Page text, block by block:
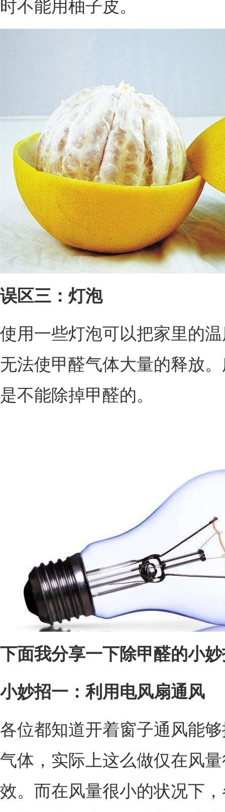
时不能用柚子皮。
误区三：灯泡
使用一些灯泡可以把家里的
无法使甲醛气体大量的释放
是不能除掉甲醛的。
下面我分享一下除甲醛的小
小妙招一：利用电风扇通风
各位都知道开着窗子通风能
气体，实际上这么做仅在风
效。而在风量很小的状况下